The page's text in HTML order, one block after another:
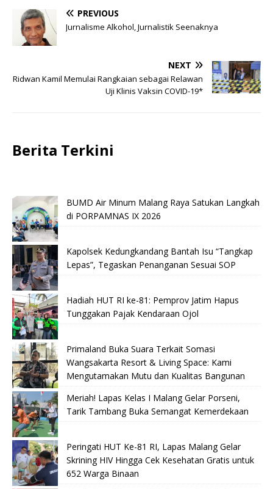
PREVIOUS
Jurnalisme Alkohol, Jurnalistik Seenaknya
NEXT
Ridwan Kamil Memulai Rangkaian sebagai Relawan
Uji Klinis Vaksin COVID-19*
Berita Terkini
BUMD Air Minum Malang Raya Satukan Langkah
di PORPAMNAS IX 2026
Kapolsek Kedungkandang Bantah Isu “Tangkap
Lepas”, Tegaskan Penanganan Sesuai SOP
Hadiah HUT RI ke-81: Pemprov Jatim Hapus
Tunggakan Pajak Kendaraan Ojol
Primaland Buka Suara Terkait Somasi
Wangsakarta Resort & Living Space: Kami
Mengutamakan Mutu dan Kualitas Bangunan
Meriah! Lapas Kelas I Malang Gelar Porseni,
Tarik Tambang Buka Semangat Kemerdekaan
Peringati HUT Ke-81 RI, Lapas Malang Gelar
Skrining HIV Hingga Cek Kesehatan Gratis untuk
652 Warga Binaan